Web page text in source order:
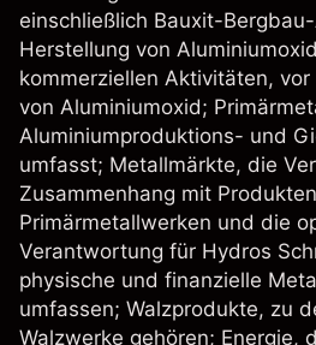
einschließlich Bauxit-
Herstellung von
kommerziellen Aktivitäten,
von Aluminiumoxid;
Aluminiumproduktions- und
umfasst; Metallmärkte, die
Zusammenhang mit
Primärmetallwerken und die
Verantwortung für Hydros
physische und finanzielle
umfassen; Walzprodukte, zu
Walzwerke gehören; Energie,